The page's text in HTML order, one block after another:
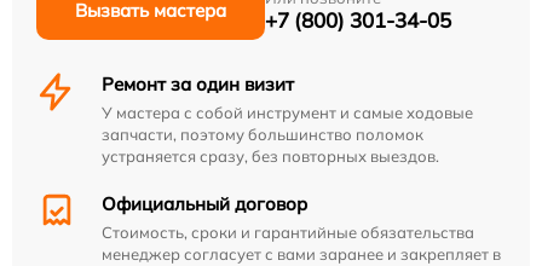
Вызвать мастера +7 (800) 301-34-05
Ремонт за один визит
У мастера с собой инструмент и самые ходовые
запчасти, поэтому большинство поломок
устраняется сразу, без повторных выездов.
Официальный договор
Стоимость, сроки и гарантийные обязательства
менеджер согласует с вами заранее и закрепляет в